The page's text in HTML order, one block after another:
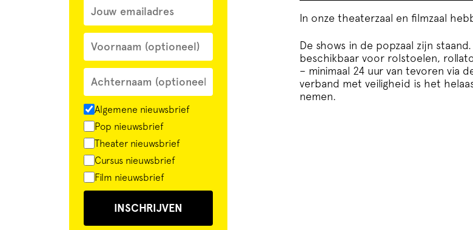
Algemene nieuwsbrief
Pop nieuwsbrief
Theater nieuwsbrief
Cursus nieuwsbrief
Film nieuwsbrief
INSCHRIJVEN
In onze theaterzaal en filmzaal
De shows in de popzaal zijn
beschikbaar voor rolstoelen,
– minimaal 24 uur van tevoren via
verband met veiligheid is het
nemen.